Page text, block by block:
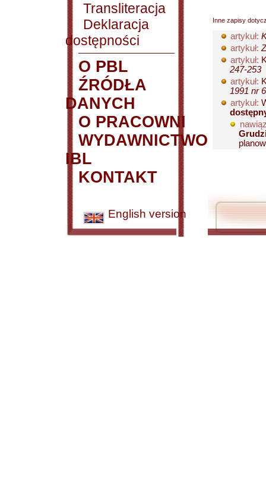
Transliteracja
Deklaracja
dostępności
O PBL
ŹRÓDŁA
DANYCH
O PRACOWNI
WYDAWNICTWO
IBL
KONTAKT
English version
Inne zapisy
artykuł:
artykuł:
artykuł:
247-253
artykuł:
1991 nr
artykuł: